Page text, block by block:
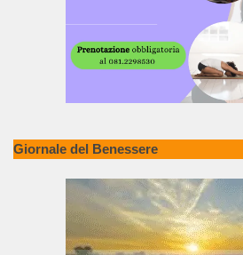
Giornale del Benessere